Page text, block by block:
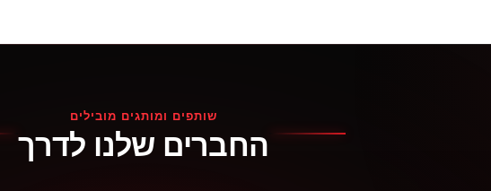
שותפים ומותגים מובילים
החברים שלנו לדרך